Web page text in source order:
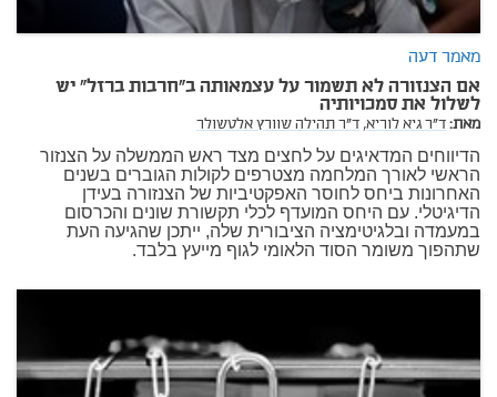
מאמר דעה
אם הצנזורה לא תשמור על עצמאותה ב"חרבות ברזל" יש
לשלול את סמכויותיה
מאת:ד"ר גיא לוריא, ד"ר תהילה שוורץ אלטשולר
הדיווחים המדאיגים על לחצים מצד ראש הממשלה על הצנזור
הראשי לאורך המלחמה מצטרפים לקולות הגוברים בשנים
האחרונות ביחס לחוסר האפקטיביות של הצנזורה בעידן
הדיגיטלי. עם היחס המועדף לכלי תקשורת שונים והכרסום
במעמדה ובלגיטימציה הציבורית שלה, ייתכן שהגיעה העת
שתהפוך משומר הסוד הלאומי לגוף מייעץ בלבד.